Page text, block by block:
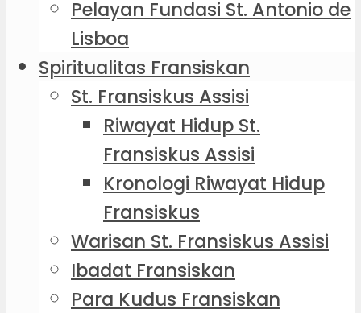
Pelayan Fundasi St. Antonio de
Lisboa
Spiritualitas Fransiskan
St. Fransiskus Assisi
Riwayat Hidup St.
Fransiskus Assisi
Kronologi Riwayat Hidup
Fransiskus
Warisan St. Fransiskus Assisi
Ibadat Fransiskan
Para Kudus Fransiskan